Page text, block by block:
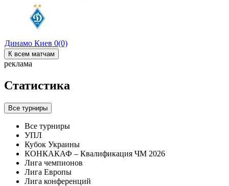
Динамо Киев 0(0)
К всем матчам
реклама
Статистика
Все турниры
Все турниры
УПЛ
Кубок Украины
КОНКАКАФ – Квалификация ЧМ 2026
Лига чемпионов
Лига Европы
Лига конференций